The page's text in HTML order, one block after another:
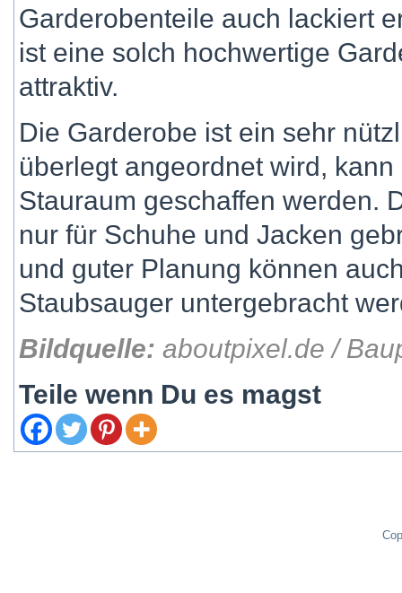
Garderobenteile auch lackiert
ist eine solch hochwertige
attraktiv.
Die Garderobe ist ein sehr
überlegt angeordnet wird,
Stauraum geschaffen werden.
nur für Schuhe und Jacken
und guter Planung können
Staubsauger untergebracht
Bildquelle: aboutpixel.de /
Teile wenn Du es magst